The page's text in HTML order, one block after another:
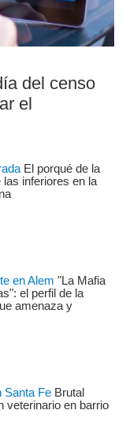
del censo
el
El porqué de la
inferiores en la
en Alem "La Mafia
el perfil de la
amenaza y
Santa Fe Brutal
veterinario en barrio